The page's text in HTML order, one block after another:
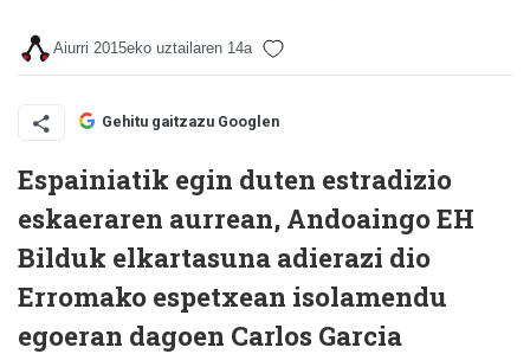
Aiurri 2015eko uztailaren 14a
Gehitu gaitzazu Googlen
Espainiatik egin duten estradizio
eskaeraren aurrean, Andoaingo EH
Bilduk elkartasuna adierazi dio
Erromako espetxean isolamendu
egoeran dagoen Carlos Garcia